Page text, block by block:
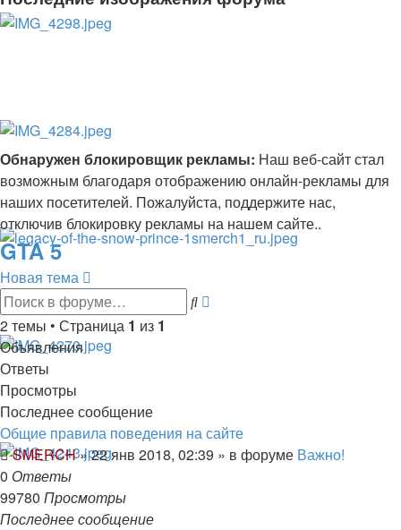
Обнаружен блокировщик рекламы: Наш веб-сайт стал
возможным благодаря отображению онлайн-рекламы для
наших посетителей. Пожалуйста, поддержите нас,
отключив блокировку рекламы на нашем сайте..
GTA 5
Новая тема
Поиск
2 темы • Страница 1 из 1
Объявления
Ответы
Просмотры
Последнее сообщение
Общие правила поведения на сайте
SMERCH»22 янв 2018, 02:39 » в форуме Важно!
0 Ответы
99780 Просмотры
Последнее сообщение